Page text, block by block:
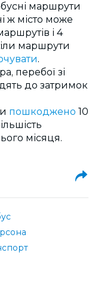
маршрути
ж місто може
і 4
маршрути
.
перебої зі
до затримок
пошкоджено 10
місяця.